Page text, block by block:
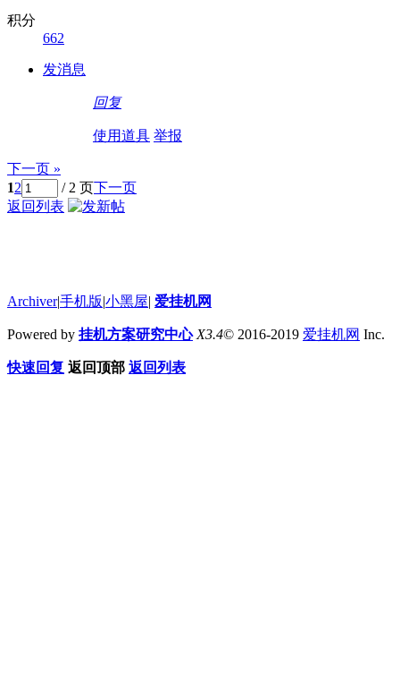
积分
662
发消息
回复
使用道具 举报
下一页 »
12 / 2 页下一页
返回列表
Archiver|手机版|小黑屋| 爱挂机网
Powered by 挂机方案研究中心 X3.4© 2016-2019 爱挂机网 Inc.
快速回复 返回顶部 返回列表